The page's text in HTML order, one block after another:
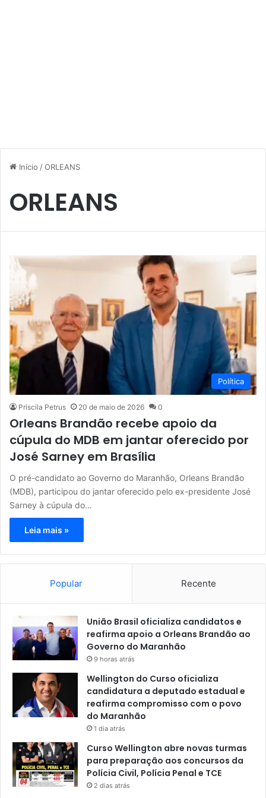
Início /ORLEANS
ORLEANS
Política
Priscila Petrus 20 de maio de 2026 0
Orleans Brandão recebe apoio da
cúpula do MDB em jantar oferecido por
José Sarney em Brasília
O pré-candidato ao Governo do Maranhão, Orleans Brandão
(MDB), participou do jantar oferecido pelo ex-presidente José
Sarney à cúpula do…
Leia mais »
Popular Recente
União Brasil oficializa candidatos e
reafirma apoio a Orleans Brandão ao
Governo do Maranhão
9 horas atrás
Wellington do Curso oficializa
candidatura a deputado estadual e
reafirma compromisso com o povo
do Maranhão
1 dia atrás
Curso Wellington abre novas turmas
para preparação aos concursos da
Polícia Civil, Polícia Penal e TCE
2 dias atrás